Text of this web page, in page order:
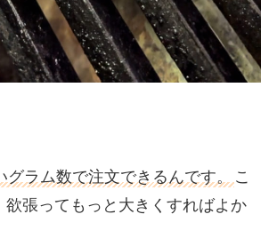
グラム数で注文できるんです。
こ
欲張ってもっと大きくすればよか